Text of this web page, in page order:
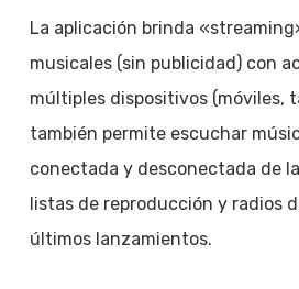
La aplicación brinda
musicales (sin publicidad) con
múltiples dispositivos (móviles,
también permite escuchar
conectada y desconectada de
listas de reproducción y radios
últimos lanzamientos.